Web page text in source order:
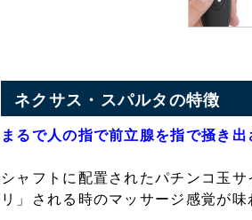
ネクサス・スパルタの特徴
まるで人の指で前立腺を指で掻き
シャフトに配置されたパチンコ玉
リ」される時のマッサージ感覚が味